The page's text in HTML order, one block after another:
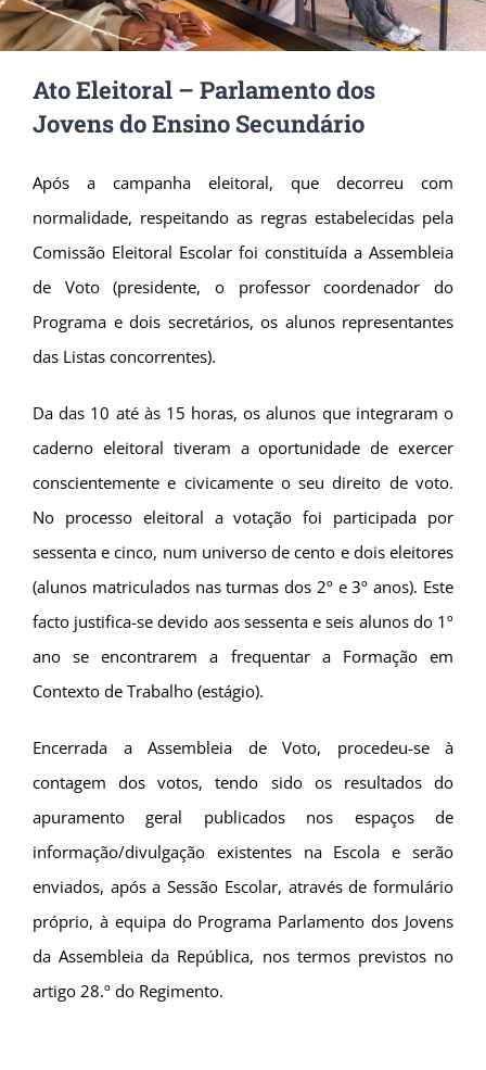
Ato Eleitoral – Parlamento dos
Jovens do Ensino Secundário
Após a campanha eleitoral, que decorreu com
normalidade, respeitando as regras estabelecidas pela
Comissão Eleitoral Escolar foi constituída a Assembleia
de Voto (presidente, o professor coordenador do
Programa e dois secretários, os alunos representantes
das Listas concorrentes).
Da das 10 até às 15 horas, os alunos que integraram o
caderno eleitoral tiveram a oportunidade de exercer
conscientemente e civicamente o seu direito de voto.
No processo eleitoral a votação foi participada por
sessenta e cinco, num universo de cento e dois eleitores
(alunos matriculados nas turmas dos 2º e 3º anos). Este
facto justifica-se devido aos sessenta e seis alunos do 1º
ano se encontrarem a frequentar a Formação em
Contexto de Trabalho (estágio).
Encerrada a Assembleia de Voto, procedeu-se à
contagem dos votos, tendo sido os resultados do
apuramento geral publicados nos espaços de
informação/divulgação existentes na Escola e serão
enviados, após a Sessão Escolar, através de formulário
próprio, à equipa do Programa Parlamento dos Jovens
da Assembleia da República, nos termos previstos no
artigo 28.º do Regimento.